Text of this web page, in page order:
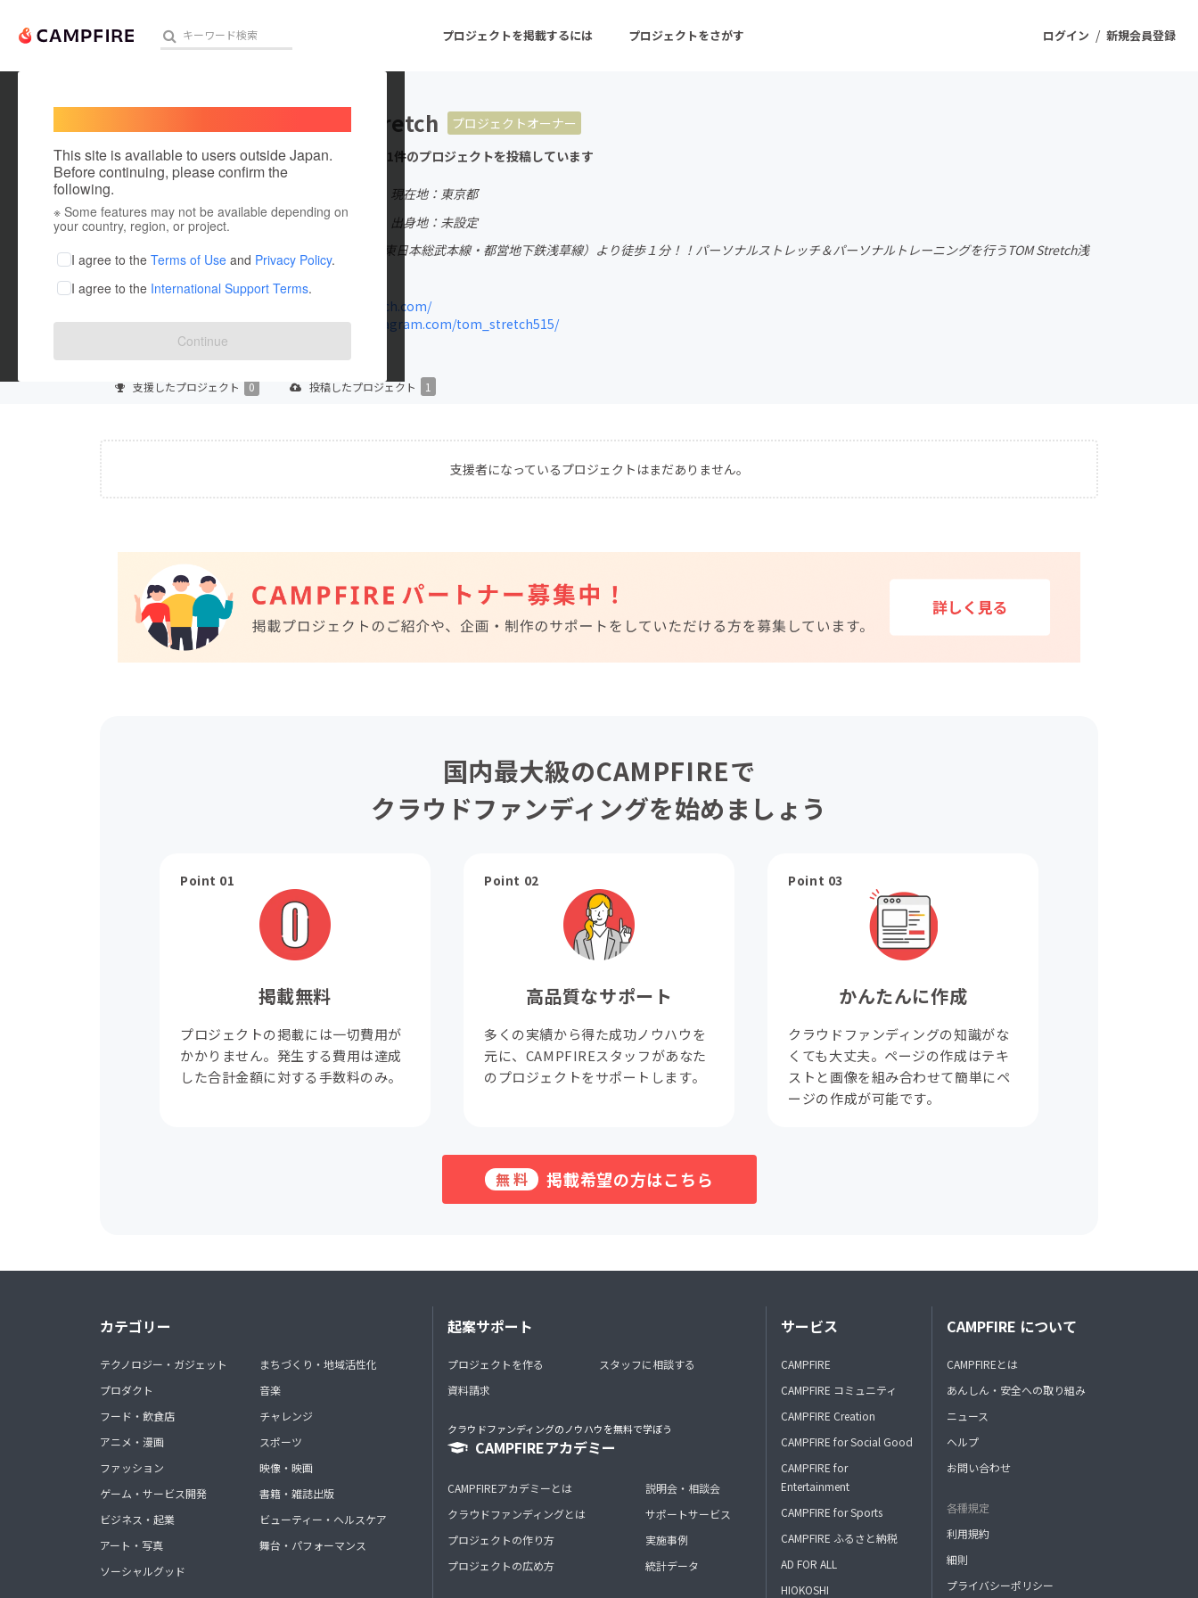
ログイン / 新規会員登録
プロジェクトを掲載するには プロジェクトをさがす
人気のプロジェクト 注目のリターン 注目の新着プロジェクト
アート・写真 音楽
テクノロジー・ガジェット
ゲーム・サービス開発 フード・飲食店
ファッション
映像・映画
ビジネス・起業
チャレンジ
まちづくり・地域活性化
This site is available to users outside Japan.
Before continuing, please confirm the
following.
※ Some features may not be available depending on
your country, region, or project.
I agree to the Terms of Use and Privacy Policy.
I agree to the International Support Terms.
Continue
TOM Stretch
プロジェクトオーナー
これまでに1件のプロジェクトを投稿しています
現在地：東京都
出身国：日本
出身地：未設定
浅草橋駅（JR東日本総武本線・都営地下鉄浅草線）より徒歩１分！！パーソナルストレッチ＆パーソナルトレーニングを行うTOM Stretch浅
草橋店です。
tomstretch.com/
www.instagram.com/tom_stretch515/
支援したプロジェクト 0 投稿したプロジェクト 1
支援者になっているプロジェクトはまだありません。
国内最大級のCAMPFIREで
クラウドファンディングを始めましょう
Point 01
掲載無料
プロジェクトの掲載には一切費用が
かかりません。発生する費用は達成
した合計金額に対する手数料のみ。
Point 02
高品質なサポート
多くの実績から得た成功ノウハウを
元に、CAMPFIREスタッフがあなた
のプロジェクトをサポートします。
Point 03
かんたんに作成
クラウドファンディングの知識がな
くても大丈夫。ページの作成はテキ
ストと画像を組み合わせて簡単にペ
ージの作成が可能です。
無料 掲載希望の方はこちら
カテゴリー
テクノロジー・ガジェット
プロダクト
フード・飲食店
アニメ・漫画
ファッション
ゲーム・サービス開発
ビジネス・起業
アート・写真
ソーシャルグッド
まちづくり・地域活性化
音楽
チャレンジ
スポーツ
映像・映画
書籍・雑誌出版
ビューティー・ヘルスケア
舞台・パフォーマンス
起案サポート
プロジェクトを作る
資料請求
スタッフに相談する
クラウドファンディングのノウハウを無料で学ぼう
CAMPFIREアカデミー
CAMPFIREアカデミーとは
クラウドファンディングとは
プロジェクトの作り方
プロジェクトの広め方
説明会・相談会
サポートサービス
実施事例
統計データ
サービス
CAMPFIRE
CAMPFIRE コミュニティ
CAMPFIRE Creation
CAMPFIRE for Social Good
CAMPFIRE for
Entertainment
CAMPFIRE for Sports
CAMPFIRE ふるさと納税
AD FOR ALL
HIOKOSHI
CAMPFIRE について
CAMPFIREとは
あんしん・安全への取り組み
ニュース
ヘルプ
お問い合わせ
各種規定
利用規約
細則
プライバシーポリシー